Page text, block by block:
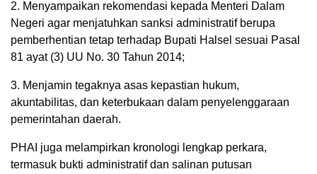
2. Menyampaikan rekomendasi kepada Menteri Dalam
Negeri agar menjatuhkan sanksi administratif berupa
pemberhentian tetap terhadap Bupati Halsel sesuai Pasal
81 ayat (3) UU No. 30 Tahun 2014;
3. Menjamin tegaknya asas kepastian hukum,
akuntabilitas, dan keterbukaan dalam penyelenggaraan
pemerintahan daerah.
PHAI juga melampirkan kronologi lengkap perkara,
termasuk bukti administratif dan salinan putusan